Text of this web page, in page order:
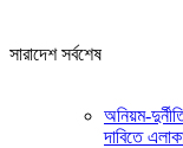
সারাদেশ সর্বশেষ
অনিয়ম-
দাবিতে